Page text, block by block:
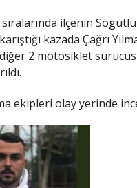
ilçenin
kazada Çağrı
2 motosiklet
ekipleri olay yerinde